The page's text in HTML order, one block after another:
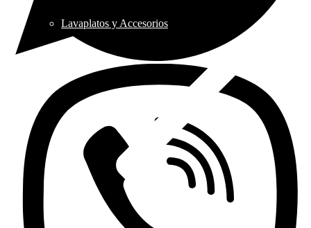
Lavaplatos y Accesorios